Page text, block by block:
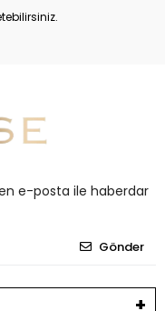
e-posta ile haberdar
Gönder